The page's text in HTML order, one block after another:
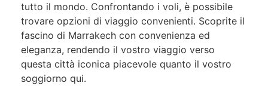
tutto il mondo. Confrontando i voli, è possibile
trovare opzioni di viaggio convenienti. Scoprite il
fascino di Marrakech con convenienza ed
eleganza, rendendo il vostro viaggio verso
questa città iconica piacevole quanto il vostro
soggiorno qui.